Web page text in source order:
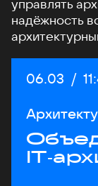
управлять
надёжность
Дата:
06.03 /